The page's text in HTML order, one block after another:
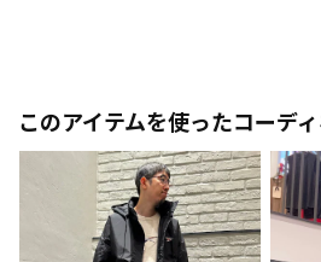
このアイテムを使ったコーデ